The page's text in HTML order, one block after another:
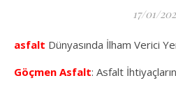
17/01/
asfalt Dünyasında İlham Verici
Göçmen Asfalt: Asfalt